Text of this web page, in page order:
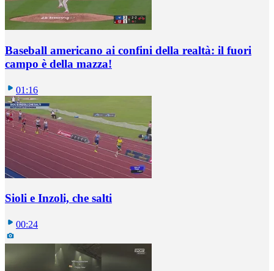
Baseball americano ai confini della realtà: il fuori
campo è della mazza!
01:16
Sioli e Inzoli, che salti
00:24